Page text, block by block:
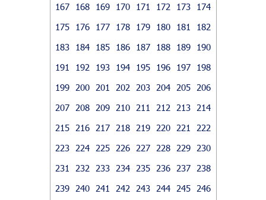
167
168 169 170 171 172 173
174
175
176 177 178 179 180 181
182
183
184 185 186 187 188 189
190
191
192 193 194 195 196 197
198
199
200 201 202 203 204 205
206
207
208 209 210 211 212 213
214
215
216 217 218 219 220 221
222
223
224 225 226 227 228 229
230
231
232 233 234 235 236 237
238
239
240 241 242 243 244 245
246